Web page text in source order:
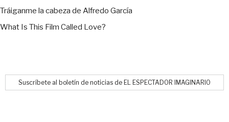
Tráiganme la cabeza de Alfredo García
What Is This Film Called Love?
Suscríbete al boletín de noticias de EL ESPECTADOR IMAGINARIO